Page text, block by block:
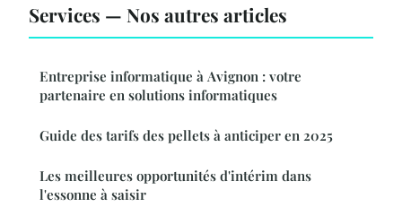
Services — Nos autres articles
Entreprise informatique à Avignon : votre
partenaire en solutions informatiques
Guide des tarifs des pellets à anticiper en 2025
Les meilleures opportunités d'intérim dans
l'essonne à saisir